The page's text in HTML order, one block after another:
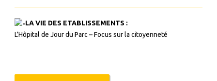
LAVIE DES ETABLISSEMENTS :
L’Hôpital de Jour du Parc – Focus sur la citoyenneté